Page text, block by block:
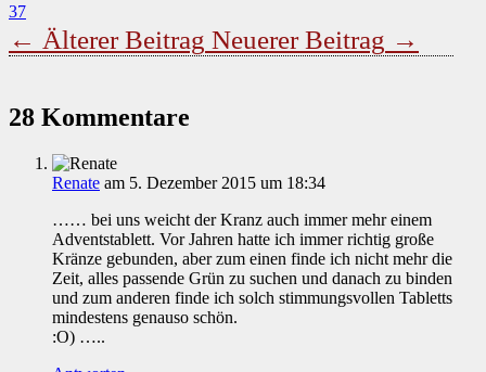
37
← Älterer Beitrag Neuerer Beitrag →
28 Kommentare
Renate am 5. Dezember 2015 um 18:34
…… bei uns weicht der Kranz auch immer mehr einem
Adventstablett. Vor Jahren hatte ich immer richtig große
Kränze gebunden, aber zum einen finde ich nicht mehr die
Zeit, alles passende Grün zu suchen und danach zu binden
und zum anderen finde ich solch stimmungsvollen Tabletts
mindestens genauso schön.
:O) …..